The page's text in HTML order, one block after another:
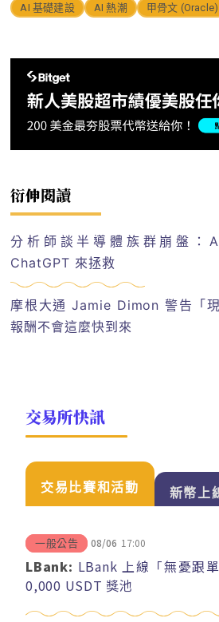
AI 基礎建設 AI 熱潮 甲骨文 (Oracle)
衍伸閱讀
分析師談半導體族群崩盤：
ChatGPT 來拯救
摩根大通 Jamie Dimon 警告「
報酬不會這麼快到來
交易所快訊
交易比賽和活動 新幣上
一般公告 08/06 17:00
LBank: LBank 上線「無憂跟
0,000 USDT 獎池